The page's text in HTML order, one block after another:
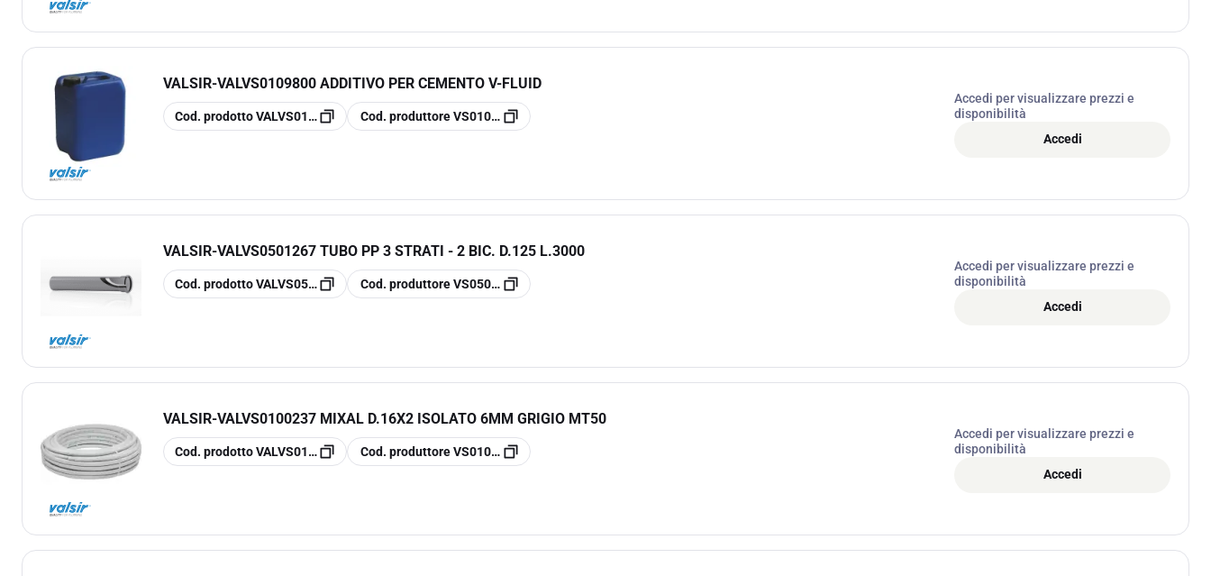
VALSIR-VALVS0109800 ADDITIVO PER CEMENTO V-FLUID
copia
Cod. prodottoVALVS0109800 copia
Cod. produttore VS0109800
Accedi per visualizzare prezzi e
disponibilità
Accedi
VALSIR-VALVS0501267 TUBO PP 3 STRATI - 2 BIC. D.125 L.3000
copia
Cod. prodottoVALVS0501267 copia
Cod. produttore VS0501267
Accedi per visualizzare prezzi e
disponibilità
Accedi
VALSIR-VALVS0100237 MIXAL D.16X2 ISOLATO 6MM GRIGIO MT50
copia
Cod. prodottoVALVS0100237 copia
Cod. produttore VS0100237
Accedi per visualizzare prezzi e
disponibilità
Accedi